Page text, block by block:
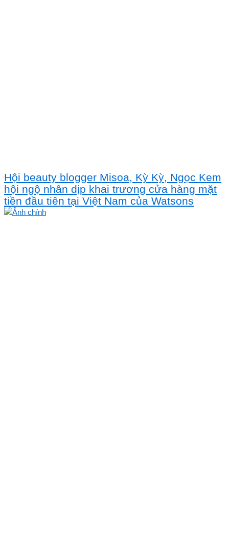
Hội beauty blogger Misoa, Kỳ Kỳ, Ngọc Kem
hội ngộ nhân dịp khai trương cửa hàng mặt
tiền đầu tiên tại Việt Nam của Watsons